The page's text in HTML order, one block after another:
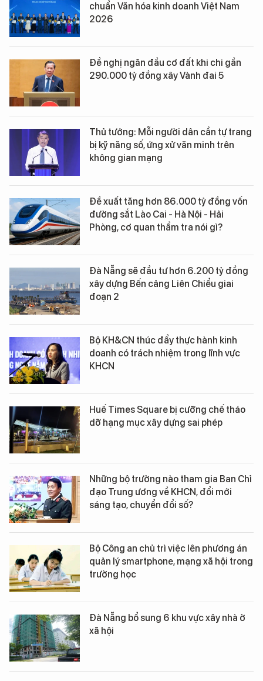
chuẩn Văn hóa kinh doanh Việt Nam
2026
Đề nghị ngăn đầu cơ đất khi chi gần
290.000 tỷ đồng xây Vành đai 5
Thủ tướng: Mỗi người dân cần tự trang
bị kỹ năng số, ứng xử văn minh trên
không gian mạng
Đề xuất tăng hơn 86.000 tỷ đồng vốn
đường sắt Lào Cai - Hà Nội - Hải
Phòng, cơ quan thẩm tra nói gì?
Đà Nẵng sẽ đầu tư hơn 6.200 tỷ đồng
xây dựng Bến cảng Liên Chiểu giai
đoạn 2
Bộ KH&CN thúc đẩy thực hành kinh
doanh có trách nhiệm trong lĩnh vực
KHCN
Huế Times Square bị cưỡng chế tháo
dỡ hạng mục xây dựng sai phép
Những bộ trưởng nào tham gia Ban Chỉ
đạo Trung ương về KHCN, đổi mới
sáng tạo, chuyển đổi số?
Bộ Công an chủ trì việc lên phương án
quản lý smartphone, mạng xã hội trong
trường học
Đà Nẵng bổ sung 6 khu vực xây nhà ở
xã hội